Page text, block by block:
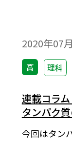
2020年07
高 理科
連載コラ
タンパク
今回はタン